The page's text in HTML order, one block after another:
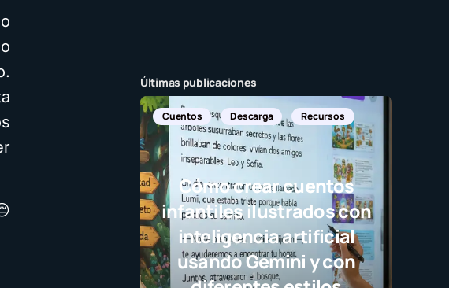
Últimas publicaciones
Recursos
Cómo crear cuentos
infantiles ilustrados con
inteligencia artificial
usando Gemini y con